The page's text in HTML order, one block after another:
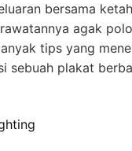
bersama
agak
tips yang
sebuah plakat